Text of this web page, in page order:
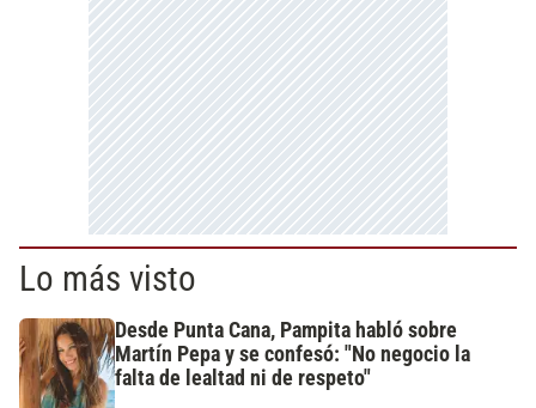
Lo más visto
Desde Punta Cana, Pampita habló sobre
Martín Pepa y se confesó: "No negocio la
falta de lealtad ni de respeto"